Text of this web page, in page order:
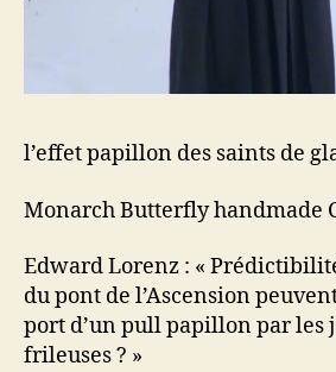
l’effet papillon des saints de
Monarch Butterfly handmade
Edward Lorenz : «
du pont de l’Ascension
port d’un pull papillon par les
frileuses ? »